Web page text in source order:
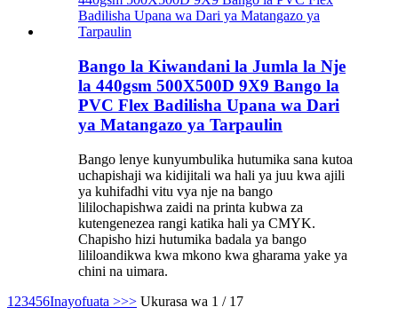
Bango la Kiwandani la Jumla la Nje
la 440gsm 500X500D 9X9 Bango la
PVC Flex Badilisha Upana wa Dari
ya Matangazo ya Tarpaulin
Bango lenye kunyumbulika hutumika sana kutoa
uchapishaji wa kidijitali wa hali ya juu kwa ajili
ya kuhifadhi vitu vya nje na bango
lililochapishwa zaidi na printa kubwa za
kutengenezea rangi katika hali ya CMYK.
Chapisho hizi hutumika badala ya bango
lililoandikwa kwa mkono kwa gharama yake ya
chini na uimara.
1 23456Inayofuata >>> Ukurasa wa 1 / 17